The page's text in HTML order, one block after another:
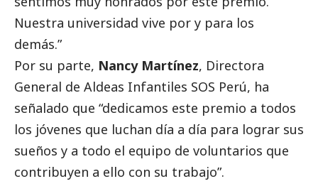
Nuestra universidad vive por y para los
demás.”
Por su parte, Nancy Martínez, Directora
General de Aldeas Infantiles SOS Perú, ha
señalado que “dedicamos este premio a todos
los jóvenes que luchan día a día para lograr sus
sueños y a todo el equipo de voluntarios que
contribuyen a ello con su trabajo”.